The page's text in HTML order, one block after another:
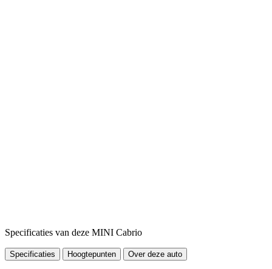
Specificaties van deze MINI Cabrio
Specificaties Hoogtepunten Over deze auto